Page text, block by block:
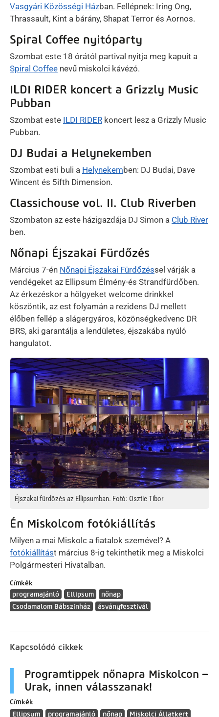
Vasgyári Közösségi Házban. Fellépnek: Iring Ong,
Thrassault, Kint a bárány, Shapat Terror és Aornos.
Spiral Coffee nyitóparty
Szombat este 18 órától partival nyitja meg kapuit a
Spiral Coffee nevű miskolci kávézó.
ILDI RIDER koncert a Grizzly Music
Pubban
Szombat este ILDI RIDER koncert lesz a Grizzly Music
Pubban.
DJ Budai a Helynekemben
Szombat esti buli a Helynekemben: DJ Budai, Dave
Wincent és 5ifth Dimension.
Classichouse vol. II. Club Riverben
Szombaton az este házigazdája DJ Simon a Club River
ben.
Nőnapi Éjszakai Fürdőzés
Március 7-én Nőnapi Éjszakai Fürdőzéssel várják a
vendégeket az Ellipsum Élmény-és Strandfürdőben.
Az érkezéskor a hölgyeket welcome drinkkel
köszöntik, az est folyamán a rezidens DJ mellett
élőben fellép a slágergyáros, közönségkedvenc DR
BRS, aki garantálja a lendületes, éjszakába nyúló
hangulatot.
Kép
Éjszakai fürdőzés az Ellipsumban. Fotó: Osztie Tibor
Én Miskolcom fotókiállítás
Milyen a mai Miskolc a fiatalok szemével? A
fotókiállítást március 8-ig tekinthetik meg a Miskolci
Polgármesteri Hivatalban.
Címkék
programajánló
Ellipsum
nőnap
Csodamalom Bábszínház
ásványfesztivál
Kapcsolódó cikkek
Programtippek nőnapra Miskolcon –
Urak, innen válasszanak!
Címkék
Ellipsum
programajánló nőnap Miskolci Állatkert